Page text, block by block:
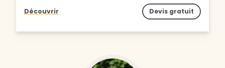
Découvrir Devis gratuit